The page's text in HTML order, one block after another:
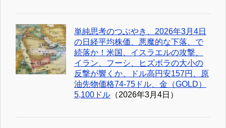
単純思考のつぶやき、2026年3月4日
の日経平均株価、悪魔的な下落、で
続落か！米国、イスラエルの攻撃、
イラン、フーシ、ヒズボラの大小の
反撃が響くか、ドル高円安157円、原
油先物価格74-75ドル、金（GOLD）
5,100ドル （2026年3月4日）